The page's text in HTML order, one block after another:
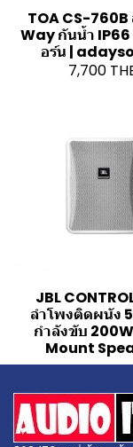
TOA CS-760B
Way กันน้ำ IP66
อร์น |
7,700
JBL
ลำโพงติดผนัง
กำลังขับ
Mount